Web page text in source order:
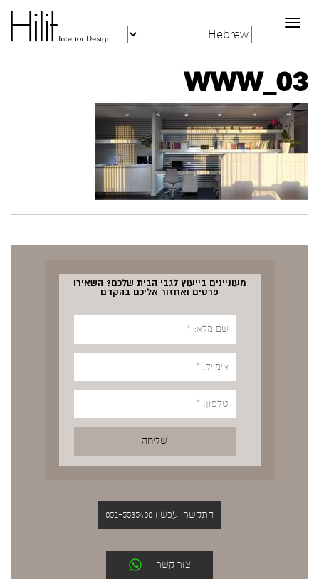
Toggle
navigation
WWW_03
מעוניינים בייעוץ לגבי הבית שלכם? השאירו
פרטים ואחזור אליכם בהקדם
התקשרו עכשיו 052-5535400
צור קשר